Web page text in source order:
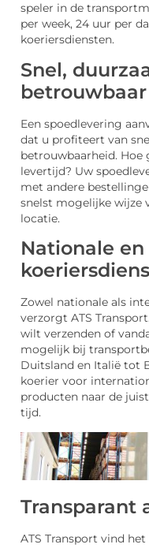
speler in de
per week, 24 uur per
koeriersdiensten.
Snel,
betrouwbaar
Een spoedlevering
dat u profiteert van
betrouwbaarheid.
levertijd? Uw
met andere
snelst mogelijke wijze
locatie.
Nationale
Zowel nationale als
verzorgt ATS
wilt verzenden of
mogelijk bij
Duitsland en Italië tot
koerier voor
producten naar de
tijd.
Transparant
ATS Transport vind